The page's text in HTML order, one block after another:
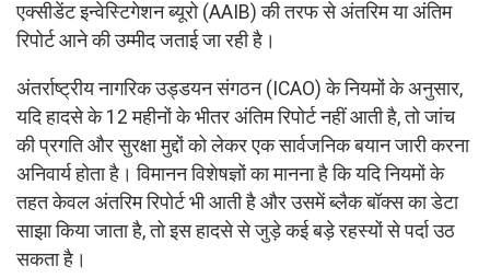
एक्सीडेंट इन्वेस्टिगेशन ब्यूरो (AAIB) की तरफ से अंतरिम या अंतिम
रिपोर्ट आने की उम्मीद जताई जा रही है।
अंतर्राष्ट्रीय नागरिक उड्डयन संगठन (ICAO) के नियमों के अनुसार,
यदि हादसे के 12 महीनों के भीतर अंतिम रिपोर्ट नहीं आती है, तो जांच
की प्रगति और सुरक्षा मुद्दों को लेकर एक सार्वजनिक बयान जारी करना
अनिवार्य होता है। विमानन विशेषज्ञों का मानना है कि यदि नियमों के
तहत केवल अंतरिम रिपोर्ट भी आती है और उसमें ब्लैक बॉक्स का डेटा
साझा किया जाता है, तो इस हादसे से जुड़े कई बड़े रहस्यों से पर्दा उठ
सकता है।